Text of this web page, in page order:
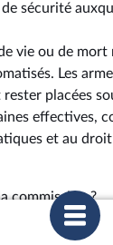
sécurité
vie ou de mort
Les
placées
effectives,
et au
commission ?
, rapporteur